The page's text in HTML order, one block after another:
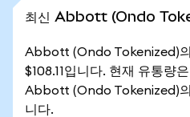
최신 Abbott (Ondo
Abbott (Ondo Tokenized)
$108.11입니다. 현재 유통량
Abbott (Ondo Tokenized)의
니다.